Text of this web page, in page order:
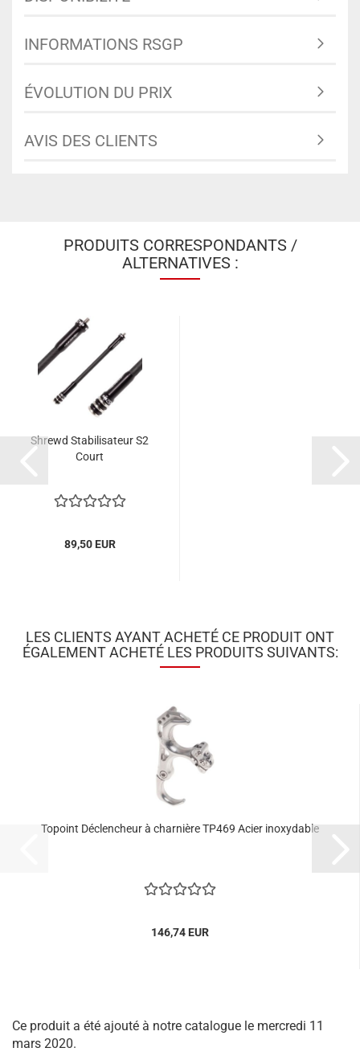
INFORMATIONS RSGP
ÉVOLUTION DU PRIX
AVIS DES CLIENTS
PRODUITS CORRESPONDANTS /
ALTERNATIVES :
Shrewd Stabilisateur S2
Court
89,50 EUR
LES CLIENTS AYANT ACHETÉ CE PRODUIT ONT
ÉGALEMENT ACHETÉ LES PRODUITS SUIVANTS:
Topoint Déclencheur à charnière TP469 Acier inoxydable
146,74 EUR
Ce produit a été ajouté à notre catalogue le mercredi 11
mars 2020.